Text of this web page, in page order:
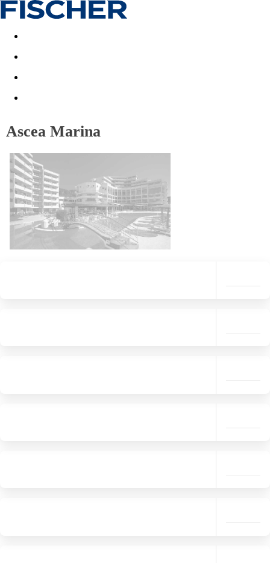
Last minute Dovolenkové kluby
Ascea Marina